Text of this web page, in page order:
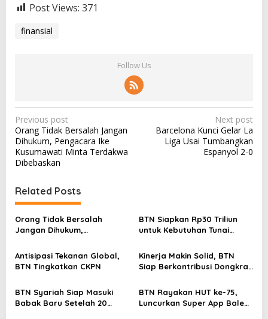
Post Views: 371
finansial
Follow Us
P
o
s
t
n
a
v
i
g
a
t
i
Previous post
Orang Tidak Bersalah Jangan
Dihukum, Pengacara Ike
Kusumawati Minta Terdakwa
Dibebaskan
Next post
Barcelona Kunci Gelar La
Liga Usai Tumbangkan
Espanyol 2-0
Related Posts
Orang Tidak Bersalah
Jangan Dihukum,
Minta Terdakwa Dibebaskan
BTN Siapkan Rp30 Triliun
untuk Kebutuhan Tunai
Antisipasi Tekanan Global,
BTN Tingkatkan CKPN
Kinerja Makin Solid, BTN
Siap Berkontribusi Dongkrak
BTN Syariah Siap Masuki
Babak Baru Setelah 20
BTN Rayakan HUT ke-75,
Luncurkan Super App Bale